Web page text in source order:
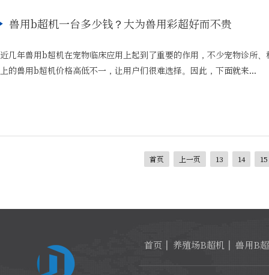
兽用b超机一台多少钱？大为兽用彩超好而不贵
近几年兽用b超机在宠物临床应用上起到了重要的作用，不少宠物诊所
上的兽用b超机价格高低不一，让用户们很难选择。因此，下面就来...
首页 上一页 13 14 15
首页 养殖场B超机 兽用B